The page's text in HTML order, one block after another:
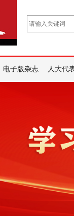
电子版杂志 人大代